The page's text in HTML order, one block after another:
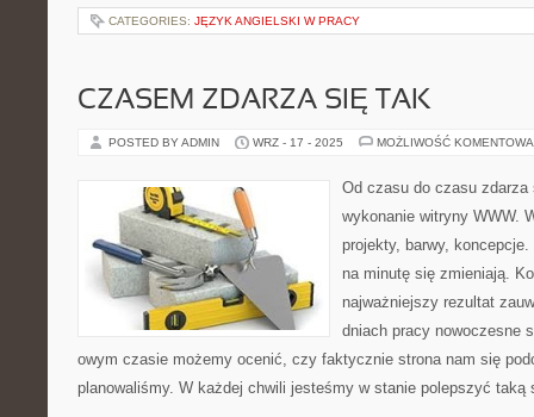
CATEGORIES: JĘZYK ANGIELSKI W PRACY
CZASEM ZDARZA SIĘ TAK
POSTED BY ADMIN WRZ - 17 - 2025 MOŻLIWOŚĆ
Od czasu do czasu
wykonanie witryny WWW.
projekty, barwy,
na minutę się zmieniają.
najważniejszy rezultat
dniach pracy nowoczesne
owym czasie możemy ocenić, czy faktycznie strona nam się
planowaliśmy. W każdej chwili jesteśmy w stanie polepszyć